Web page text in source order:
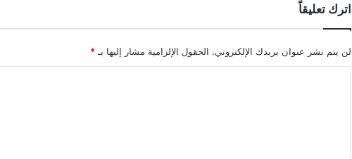
اترك تعليقاً
لن يتم نشر عنوان بريدك الإلكتروني. الحقول الإلزامية مشار إليها بـ*